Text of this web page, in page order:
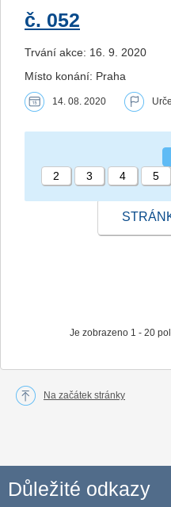
č. 052
Trvání akce: 16. 9. 2020
Místo konání: Praha
14. 08. 2020
Je zobrazeno 1 - 20
2
3 4 5
Na začátek stránky
Důležité odkazy